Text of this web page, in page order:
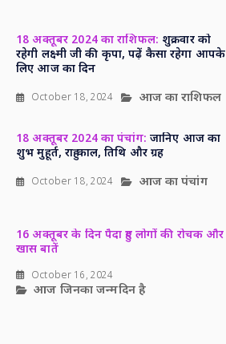
18 अक्तूबर 2024 का राशिफल: शुक्रवार को
रहेगी लक्ष्मी जी की कृपा, पढ़ें कैसा रहेगा आपके
लिए आज का दिन
October 18, 2024 आज का राशिफल
18 अक्तूबर 2024 का पंचांग: जानिए आज का
शुभ मुहूर्त, राहु काल, तिथि और ग्रह
October 18, 2024 आज का पंचांग
16 अक्तूबर के दिन पैदा हुए लोगों की रोचक और
खास बातें
October 16, 2024
आज जिनका जन्मदिन है